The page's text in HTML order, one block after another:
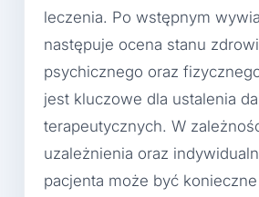
leczenia. Po wstępnym
następuje ocena stanu
psychicznego oraz
jest kluczowe dla ustalenia
terapeutycznych. W
uzależnienia oraz
pacjenta może być konieczne